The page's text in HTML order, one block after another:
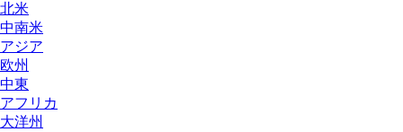
北米
中南米
アジア
欧州
中東
アフリカ
大洋州